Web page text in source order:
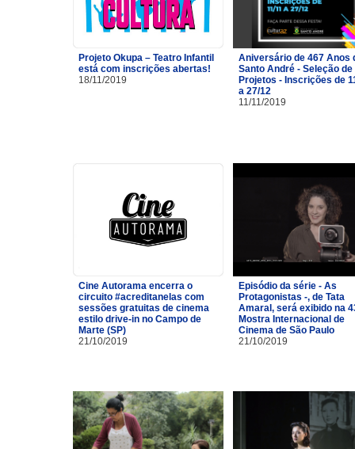
Projeto Okupa – Teatro Infantil
está com inscrições abertas!
18/11/2019
Aniversário de 467 Anos
Santo André - Seleção de
Projetos - Inscrições de
a 27/12
11/11/2019
Cine Autorama encerra o
circuito #acreditanelas com
sessões gratuitas de cinema
estilo drive-in no Campo de
Marte (SP)
21/10/2019
Episódio da série - As
Protagonistas -, de Tata
Amaral, será exibido na
Mostra Internacional de
Cinema de São Paulo
21/10/2019